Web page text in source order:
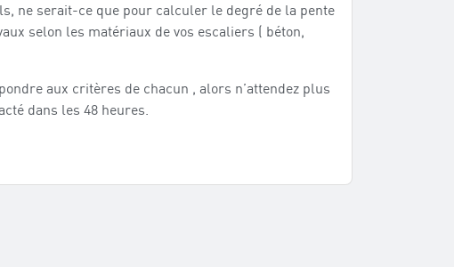
ne serait-ce que pour calculer le degré de la pente
selon les matériaux de vos escaliers ( béton,
aux critères de chacun , alors n’attendez plus
dans les 48 heures.